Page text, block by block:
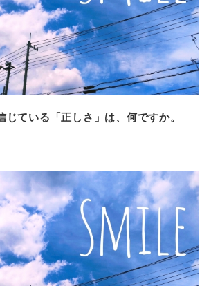
ている「正しさ」は、何ですか。